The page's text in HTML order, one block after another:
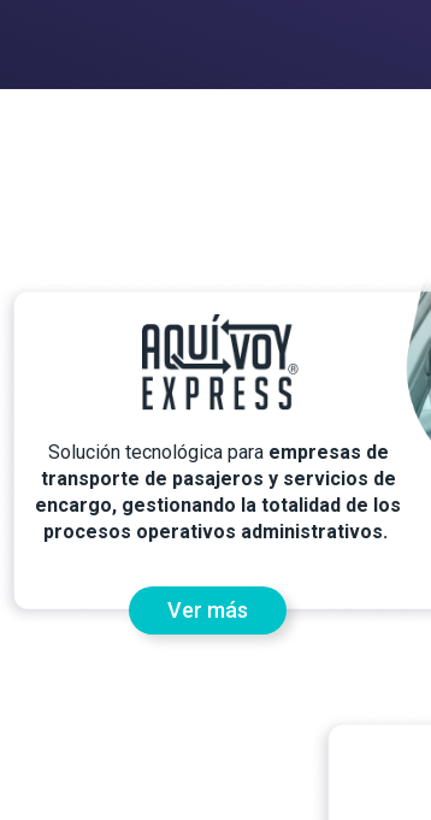
Solución tecnológica para empresas de
transporte de pasajeros y servicios de
encargo, gestionando la totalidad de los
procesos operativos administrativos.
Ver más